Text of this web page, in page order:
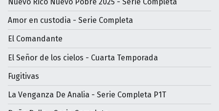
Amor en custodia - Serie Completa
El Comandante
El Señor de los cielos - Cuarta Temporada
Fugitivas
La Venganza De Analia - Serie Completa P1T